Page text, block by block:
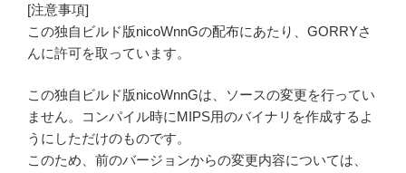
[注意事項]
この独自ビルド版nicoWnnGの配布にあたり、GORRYさ
んに許可を取っています。
この独自ビルド版nicoWnnGは、ソースの変更を行ってい
ません。コンパイル時にMIPS用のバイナリを作成するよ
うにしただけのものです。
このため、前のバージョンからの変更内容については、